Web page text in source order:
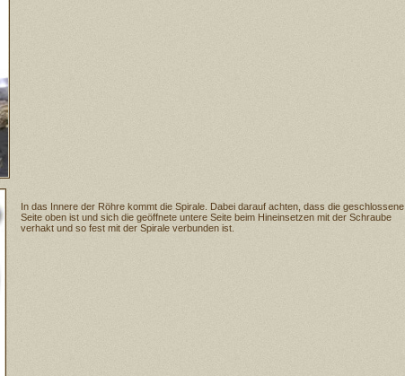
In das Innere der Röhre kommt die Spirale. Dabei darauf achten, dass die geschlossene
Seite oben ist und sich die geöffnete untere Seite beim Hineinsetzen mit der Schraube
verhakt und so fest mit der Spirale verbunden ist.